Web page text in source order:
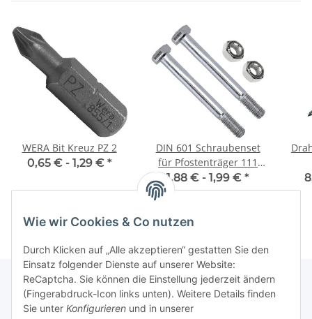
WERA Bit Kreuz PZ 2
0,65 € - 1,29 € *
DIN 601 Schraubenset
für Pfostenträger 111
mm
1,88 € - 1,99 € *
Informationen
Wie wir Cookies & Co nutzen
Durch Klicken auf „Alle akzeptieren“ gestatten Sie den
Einsatz folgender Dienste auf unserer Website:
ReCaptcha. Sie können die Einstellung jederzeit ändern
(Fingerabdruck-Icon links unten). Weitere Details finden
Sie unter Konfigurieren und in unserer